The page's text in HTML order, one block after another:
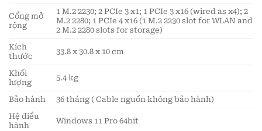
Cổng mở
rộng
1 M.2 2230; 2 PCIe 3 x1; 1 PCIe 3 x16 (wired as x4); 2
M.2 2280; 1 PCIe 4 x16 (1 M.2 2230 slot for WLAN and
2 M.2 2280 slots for storage)
Kích
thước
33.8 x 30.8 x 10 cm
Khối
lượng
5.4 kg
Bảo hành
36 tháng ( Cable nguồn không bảo hành)
Hệ điều
hành
Windows 11 Pro 64bit